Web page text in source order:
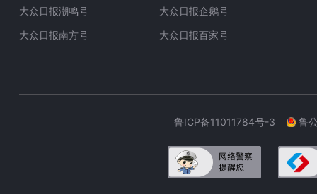
大众日报潮鸣号
大众日报南方号
大众日报企鹅号
大众日报百家号
鲁ICP备11011784号-3 鲁